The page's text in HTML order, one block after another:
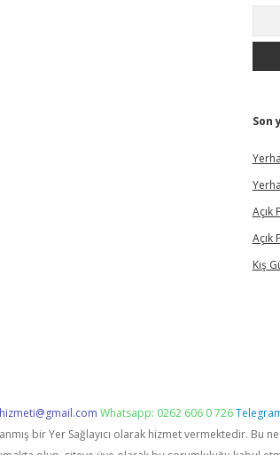
Son
Açık
Açık
Kış
Whatsapp: 0262 606 0 726
bir Yer Sağlayıcı olarak hizmet vermektedir.